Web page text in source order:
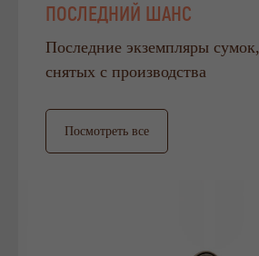
ПОСЛЕДНИЙ ШАНС
Последние экземпляры сумок,
снятых с производства
Посмотреть все